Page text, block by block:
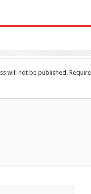
will not be published.